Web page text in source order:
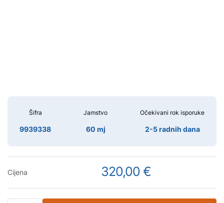
Šifra
9939338
Jamstvo
60 mj
Očekivani rok isporuke
2-5 radnih dana
Cijena 320,00 €